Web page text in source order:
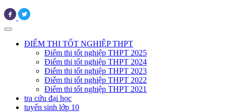
ĐIỂM THI TỐT NGHIỆP THPT
Điểm thi tốt nghiệp THPT 2025
Điểm thi tốt nghiệp THPT 2024
Điểm thi tốt nghiệp THPT 2023
Điểm thi tốt nghiệp THPT 2022
Điểm thi tốt nghiệp THPT 2021
tra cứu đại học
tuyển sinh lớp 10